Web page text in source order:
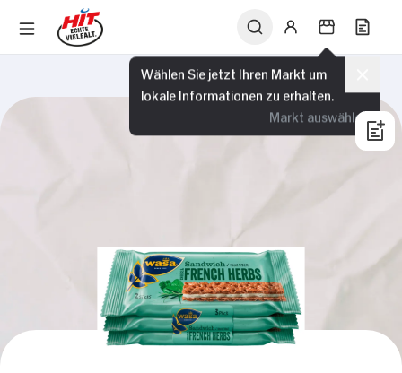
Wählen Sie jetzt Ihren Markt um
lokale Informationen zu erhalten.
Markt auswählen